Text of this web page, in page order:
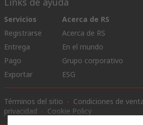
Servicios
Registrarse
Entrega
Pago
Exportar
Acerca de RS
Acerca de RS
En el mundo
Grupo corporativo
ESG
Términos del sitio Condiciones de
privacidad
Cookie Policy